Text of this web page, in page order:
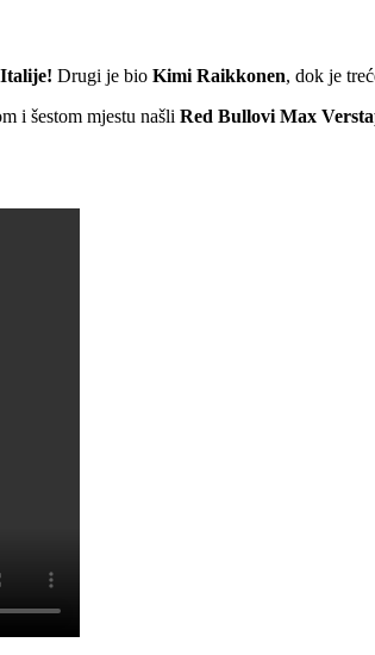
Drugi je bio Kimi Raikkonen, dok je
i šestom mjestu našli Red Bullovi Max